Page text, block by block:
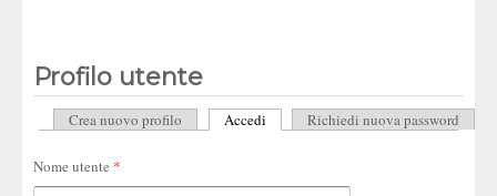
Profilo utente
Schede primarie
Crea nuovo profilo Accedi (scheda attiva)
Richiedi nuova password
Nome utente *